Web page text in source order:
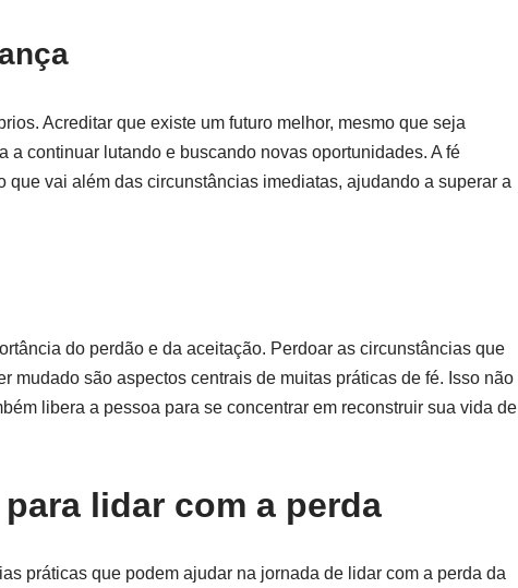
Acreditar que existe um futuro melhor, mesmo que seja
a continuar lutando e buscando novas oportunidades. A fé
que vai além das circunstâncias imediatas, ajudando a superar a
do perdão e da aceitação. Perdoar as circunstâncias que
mudado são aspectos centrais de muitas práticas de fé. Isso não
libera a pessoa para se concentrar em reconstruir sua vida de
lidar com a perda
práticas que podem ajudar na jornada de lidar com a perda da